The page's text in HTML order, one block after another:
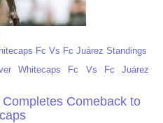
Fc Vs Fc Juárez Standings
Whitecaps Fc Vs Fc Juárez
Comeback to